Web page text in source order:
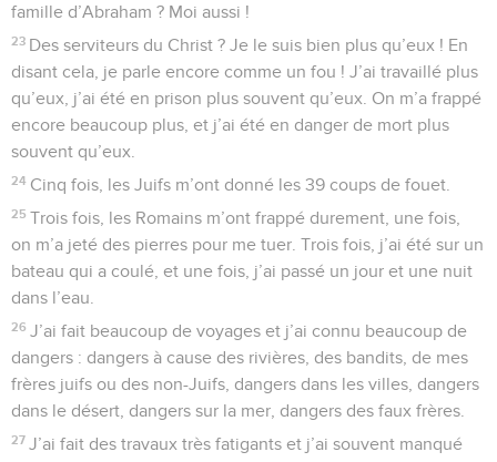
famille d’Abraham ? Moi aussi !
23 Des serviteurs du Christ ? Je le suis bien plus qu’eux ! En
disant cela, je parle encore comme un fou ! J’ai travaillé plus
qu’eux, j’ai été en prison plus souvent qu’eux. On m’a frappé
encore beaucoup plus, et j’ai été en danger de mort plus
souvent qu’eux.
24 Cinq fois, les Juifs m’ont donné les 39 coups de fouet.
25 Trois fois, les Romains m’ont frappé durement, une fois,
on m’a jeté des pierres pour me tuer. Trois fois, j’ai été sur un
bateau qui a coulé, et une fois, j’ai passé un jour et une nuit
dans l’eau.
26 J’ai fait beaucoup de voyages et j’ai connu beaucoup de
dangers : dangers à cause des rivières, des bandits, de mes
frères juifs ou des non-Juifs, dangers dans les villes, dangers
dans le désert, dangers sur la mer, dangers des faux frères.
27 J’ai fait des travaux très fatigants et j’ai souvent manqué